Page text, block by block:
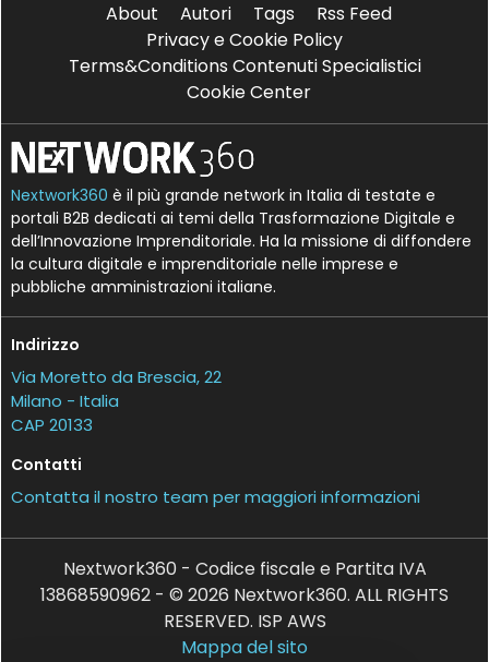
About Autori Tags
Rss Feed
Privacy e Cookie Policy
Terms&Conditions Contenuti Specialistici
Cookie Center
Nextwork360 è il più grande network in Italia di testate e
portali B2B dedicati ai temi della Trasformazione Digitale e
dell’Innovazione Imprenditoriale. Ha la missione di diffondere
la cultura digitale e imprenditoriale nelle imprese e
pubbliche amministrazioni italiane.
Indirizzo
Via Moretto da Brescia, 22
Milano - Italia
CAP 20133
Contatti
Contatta il nostro team per maggiori informazioni
Nextwork360 - Codice fiscale e Partita IVA
13868590962 - © 2026 Nextwork360. ALL RIGHTS
RESERVED. ISP AWS
Mappa del sito